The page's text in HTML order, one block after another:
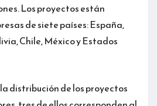
Los proyectos están
de siete países: España,
Chile, México y Estados
distribución de los proyectos